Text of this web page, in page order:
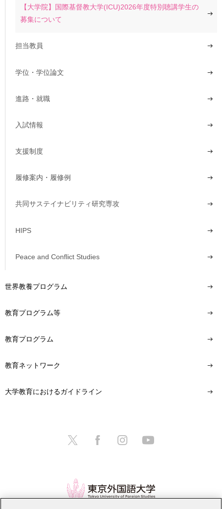
【大学院】国際基督教大学(ICU)2026年度特別聴講学生の
募集について
担当教員
学位・学位論文
進路・就職
入試情報
支援制度
履修案内・履修例
共同サステイナビリティ研究専攻
HIPS
Peace and Conflict Studies
世界教養プログラム
教育プログラム等
教育プログラム
教育ネットワーク
大学教育におけるガイドライン